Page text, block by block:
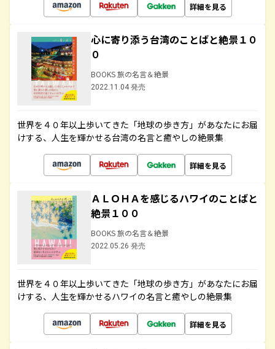
詳細を見る
心に寄り添う台湾のことばと絶景１０
０
BOOKS 旅の名言＆絶景
2022.11.04 発売
世界を４０年以上歩いてきた「地球の歩き方」があなたにお届
けする、人生を輝かせる台湾の名言と癒やしの絶景集
詳細を見る
ＡＬＯＨＡを感じるハワイのことばと
絶景１００
BOOKS 旅の名言＆絶景
2022.05.26 発売
世界を４０年以上歩いてきた「地球の歩き方」があなたにお届
けする、人生を輝かせるハワイの名言と癒やしの絶景集
詳細を見る